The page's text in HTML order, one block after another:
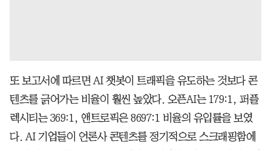
또 보고서에 따르면 AI 챗봇이 트래픽을 유도하는 것보다 콘
텐츠를 긁어가는 비율이 훨씬 높았다. 오픈AI는 179:1, 퍼플
렉시티는 369:1, 앤트로픽은 8697:1 비율의 유입률을 보였
다. AI 기업들이 언론사 콘텐츠를 정기적으로 스크래핑함에